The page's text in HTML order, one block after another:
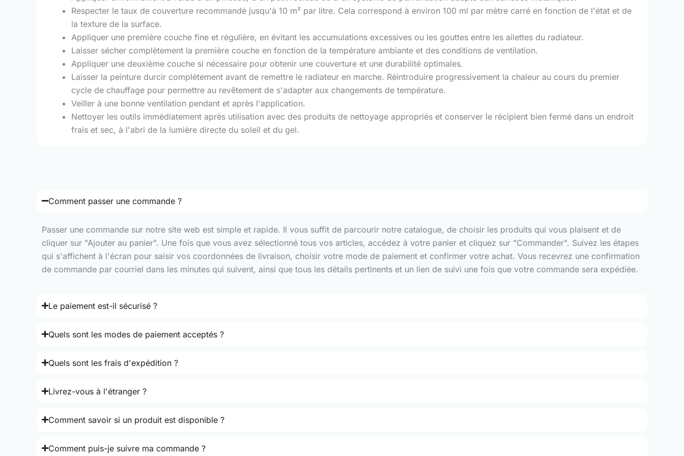
Respecter le taux de couverture recommandé jusqu'à 10 m² par litre. Cela correspond à environ 100 ml par mètre carré en fonction de l'état et de
la texture de la surface.
Appliquer une première couche fine et régulière, en évitant les accumulations excessives ou les gouttes entre les ailettes du radiateur.
Laisser sécher complètement la première couche en fonction de la température ambiante et des conditions de ventilation.
Appliquer une deuxième couche si nécessaire pour obtenir une couverture et une durabilité optimales.
Laisser la peinture durcir complètement avant de remettre le radiateur en marche. Réintroduire progressivement la chaleur au cours du premier
cycle de chauffage pour permettre au revêtement de s'adapter aux changements de température.
Veiller à une bonne ventilation pendant et après l'application.
Nettoyer les outils immédiatement après utilisation avec des produits de nettoyage appropriés et conserver le récipient bien fermé dans un endroit
frais et sec, à l'abri de la lumière directe du soleil et du gel.
Comment passer une commande ?
Passer une commande sur notre site web est simple et rapide. Il vous suffit de parcourir notre catalogue, de choisir les produits qui vous plaisent et de
cliquer sur "Ajouter au panier". Une fois que vous avez sélectionné tous vos articles, accédez à votre panier et cliquez sur "Commander". Suivez les étapes
qui s'affichent à l'écran pour saisir vos coordonnées de livraison, choisir votre mode de paiement et confirmer votre achat. Vous recevrez une confirmation
de commande par courriel dans les minutes qui suivent, ainsi que tous les détails pertinents et un lien de suivi une fois que votre commande sera expédiée.
Le paiement est-il sécurisé ?
Quels sont les modes de paiement acceptés ?
Quels sont les frais d'expédition ?
Livrez-vous à l'étranger ?
Comment savoir si un produit est disponible ?
Comment puis-je suivre ma commande ?